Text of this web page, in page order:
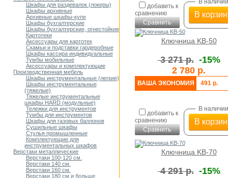
Шкафы для раздевалок (локеры)
Шкафы архивные
Архивные шкафы-купе
Шкафы бухгалтерские
Шкафы бухгалтерские, огнестойкие
Картотеки
Аксессуары для картотек
Скамьи и подставки гардеробные
Шкафы кассира индивидуальные
Тумбы мобильные
Аксессуары и комплектующие
Производственная мебель
Шкафы инструментальные (легкие)
Шкафы инструментальные
(тяжелые)
Тяжелые инструментальные
шкафы HARD (модульные)
Тележки для инструментов
Тумбы для инструментов
Шкафы для газовых баллонов
Сушильные шкафы
Стулья промышленные
Комплектующие для
инструментальных шкафов
Верстаки металлические
Верстаки 100-120 см.
Верстаки 140 см.
Верстаки 160 см.
Верстаки 180 см и больше
добавить к
сравнению
Сравнить
В
Ключница KB-50
3 271 р. -15%
2 780 р.
ВАША ЭКОНОМИЯ 491 р.
добавить к
сравнению
Сравнить
В наличии
В
Ключница KB-70
4 291 р. -15%